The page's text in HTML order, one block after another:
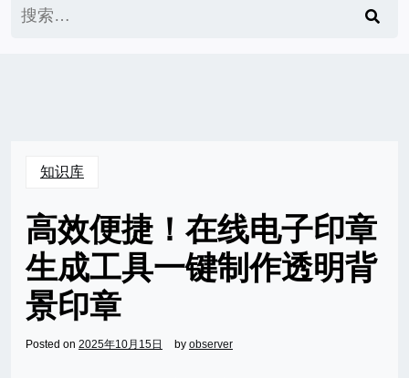
索：
知识库
高效便捷！在线电子印章
生成工具一键制作透明背
景印章
Posted on 2025年10月15日 by observer